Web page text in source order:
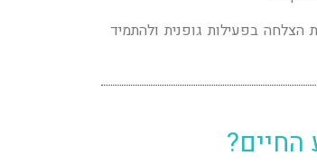
בפעילות גופנית ולהתמיד